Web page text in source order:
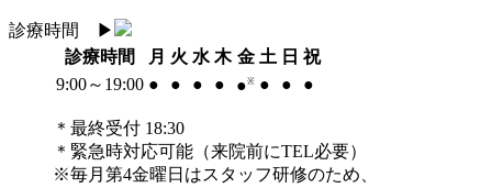
診療時間
▶︎
診療時間
月 火 水 木 金 土 日 祝
9:00～19:00 ● ● ● ● ●※ ● ● ●
＊最終受付 18:30
＊緊急時対応可能（来院前にTEL必要）
※毎月第4金曜日はスタッフ研修のため、